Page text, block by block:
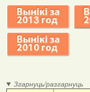
Згарнуць/разгарнуць